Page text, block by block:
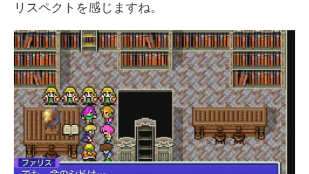
リスペクトを感じますね。